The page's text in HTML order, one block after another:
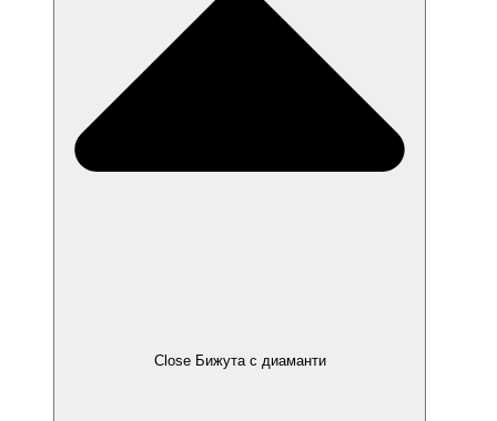
Close Бижута с диаманти